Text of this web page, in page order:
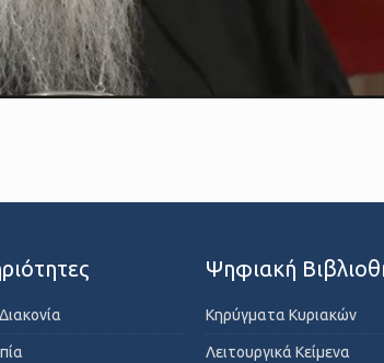
Ψηφιακή
Κηρύγματα Κυριακών
Λειτουργικά Κείμενα